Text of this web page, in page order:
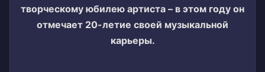
творческому юбилею артиста – в этом году он
отмечает 20-летие своей музыкальной
карьеры.